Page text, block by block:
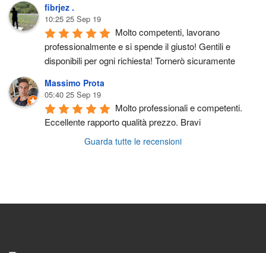
fibrjez .
10:25 25 Sep 19
Molto competenti, lavorano
professionalmente e si spende il giusto! Gentili e
disponibili per ogni richiesta! Tornerò sicuramente
Massimo Prota
05:40 25 Sep 19
Molto professionali e competenti.
Eccellente rapporto qualità prezzo. Bravi
Guarda tutte le recensioni